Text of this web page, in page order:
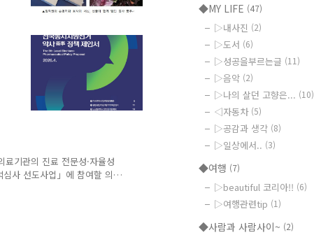
기관의 진료 전문성·자율성
사 선도사업」에 참여할 의
적용하는 심사 방식에서 벗
사 및 의료 질 관리 수준이
전문의와 혈액종양내과 전문
◆MY LIFE (47)
▷내사진 (2)
▷도서 (6)
▷성공을부르는글 (11)
▷음악 (2)
▷나의 살던 고향은... (10)
◁자동차 (5)
▷공감과 생각 (8)
▷일상에서.. (3)
◆여행 (7)
▷beautiful 코리아!! (6)
▷여행관련tip (1)
◆사람과 사람사이~ (2)